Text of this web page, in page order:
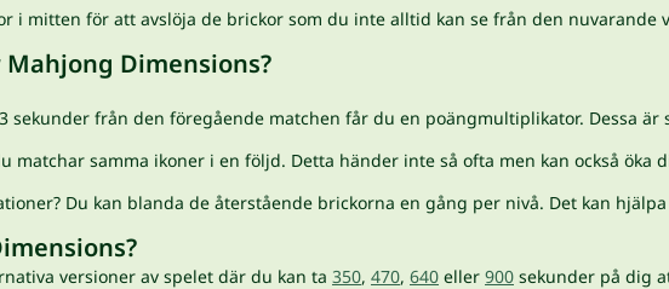
i mitten för att avslöja de brickor som du inte alltid kan se från den nuvarande
Dimensions?
sekunder från den föregående matchen får du en poängmultiplikator. Dessa är
matchar samma ikoner i en följd. Detta händer inte så ofta men kan också öka
Du kan blanda de återstående brickorna en gång per nivå. Det kan
versioner av spelet där du kan ta 350, 470, 640 eller 900 sekunder på dig